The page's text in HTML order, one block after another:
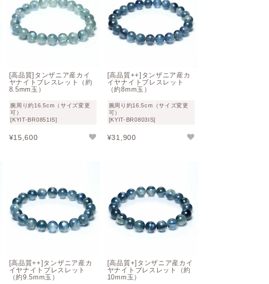
[高品質]タンザニア産カイ
ヤナイトブレスレット（約
8.5mm玉）
腕周り約16.5cm（サイズ変更
可）
[KYIT-BR0851IS]
¥15,600
[高品質++]タンザニア産カ
イヤナイトブレスレット
（約8mm玉）
腕周り約16.5cm（サイズ変更
可）
[KYIT-BR0803IS]
¥31,900
[高品質++]タンザニア産カ
イヤナイトブレスレット
（約9.5mm玉）
[高品質+]タンザニア産カイ
ヤナイトブレスレット（約
10mm玉）